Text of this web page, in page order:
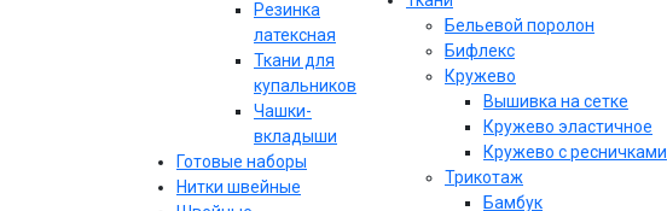
Резинка
латексная
Ткани для
купальников
Чашки-
вкладыши
Готовые наборы
Нитки швейные
Бельевой поролон
Бифлекс
Кружево
Вышивка на сетке
Кружево эластичное
Кружево с ресничками
Трикотаж
Бамбук